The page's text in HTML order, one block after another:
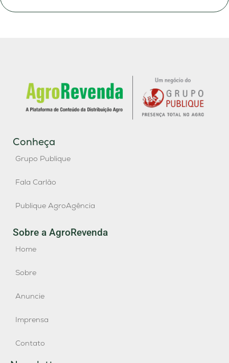
Conheça
Grupo Publique
Fala Carlão
Publique AgroAgência
Sobre a AgroRevenda
Home
Sobre
Anuncie
Imprensa
Contato